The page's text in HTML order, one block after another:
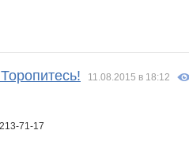
11.08.2015 в 18:12
71-17